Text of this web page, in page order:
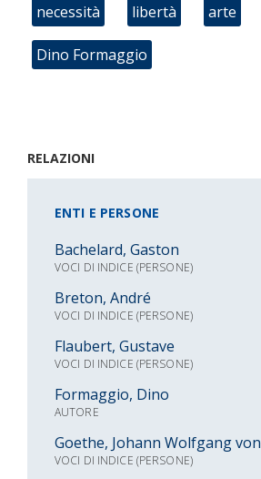
necessità libertà arte
Dino Formaggio
RELAZIONI
ENTI E PERSONE
Bachelard, Gaston
VOCI DI INDICE (PERSONE)
Breton, André
VOCI DI INDICE (PERSONE)
Flaubert, Gustave
VOCI DI INDICE (PERSONE)
Formaggio, Dino
AUTORE
Goethe, Johann Wolfgang von
VOCI DI INDICE (PERSONE)